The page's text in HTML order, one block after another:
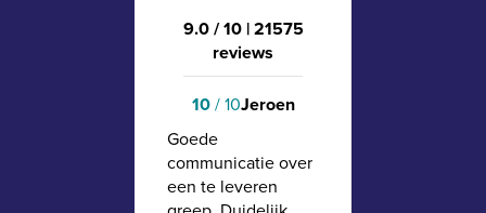
9.0 / 10 |21575
reviews
10/ 10Jeroen
Goede
communicatie over
een te leveren